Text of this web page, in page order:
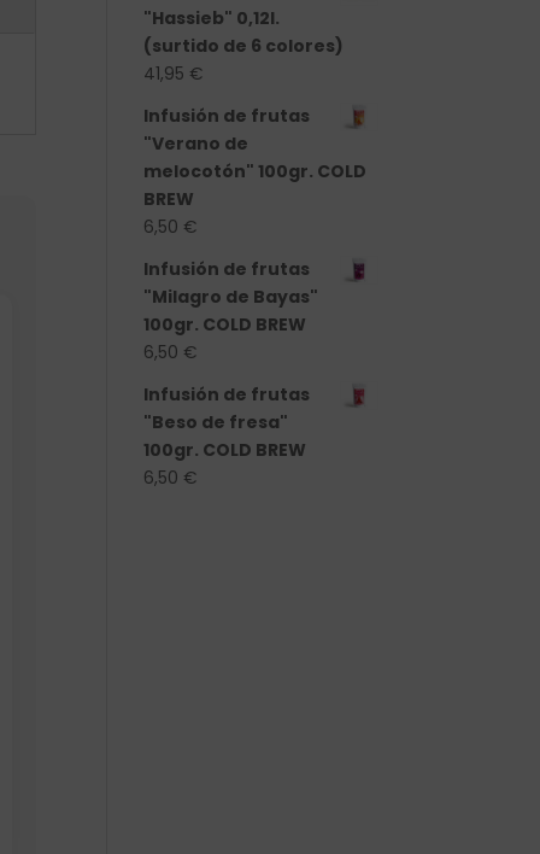
"Hassieb" 0,12l.
(surtido de 6 colores)
41,95 €
Infusión de frutas
"Verano de
melocotón" 100gr. COLD
BREW
6,50 €
Infusión de frutas
"Milagro de Bayas"
100gr. COLD BREW
6,50 €
Infusión de frutas
"Beso de fresa"
100gr. COLD BREW
6,50 €